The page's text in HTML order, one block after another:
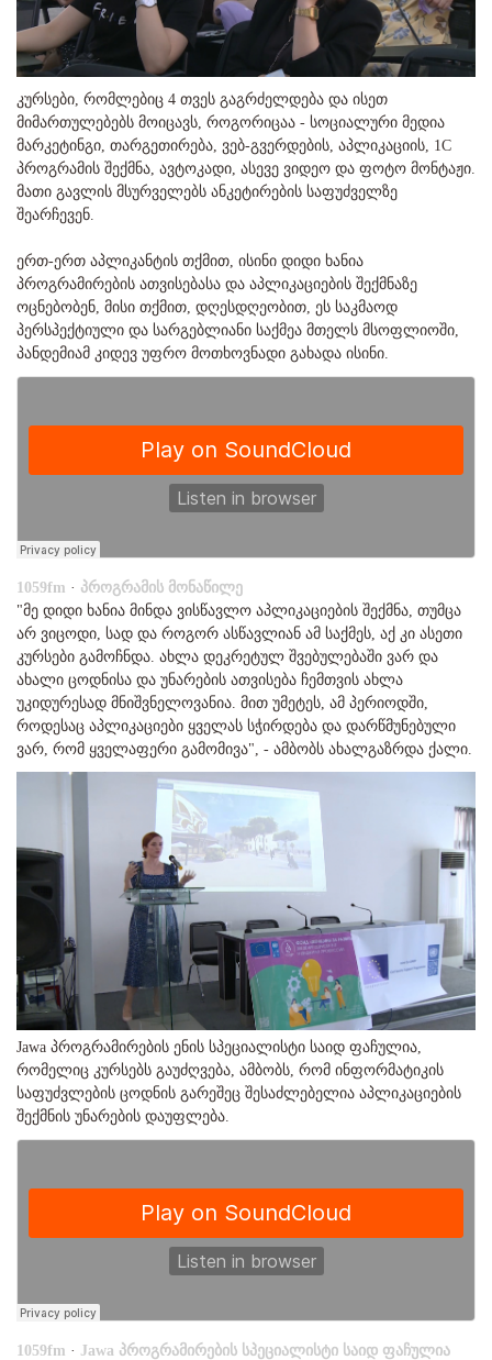
კურსები, რომლებიც 4 თვეს გაგრძელდება და ისეთ
მიმართულებებს მოიცავს, როგორიცაა - სოციალური მედია
მარკეტინგი, თარგეთირება, ვებ-გვერდების, აპლიკაციის, 1С
პროგრამის შექმნა, ავტოკადი, ასევე ვიდეო და ფოტო მონტაჟი.
მათი გავლის მსურველებს ანკეტირების საფუძველზე
შეარჩევენ.
ერთ-ერთ აპლიკანტის თქმით, ისინი დიდი ხანია
პროგრამირების ათვისებასა და აპლიკაციების შექმნაზე
ოცნებობენ, მისი თქმით, დღესდღეობით, ეს საკმაოდ
პერსპექტიული და სარგებლიანი საქმეა მთელს მსოფლიოში,
პანდემიამ კიდევ უფრო მოთხოვნადი გახადა ისინი.
1059fm · პროგრამის მონაწილე
"მე დიდი ხანია მინდა ვისწავლო აპლიკაციების შექმნა, თუმცა
არ ვიცოდი, სად და როგორ ასწავლიან ამ საქმეს, აქ კი ასეთი
კურსები გამოჩნდა. ახლა დეკრეტულ შვებულებაში ვარ და
ახალი ცოდნისა და უნარების ათვისება ჩემთვის ახლა
უკიდურესად მნიშვნელოვანია. მით უმეტეს, ამ პერიოდში,
როდესაც აპლიკაციები ყველას სჭირდება და დარწმუნებული
ვარ, რომ ყველაფერი გამომივა", - ამბობს ახალგაზრდა ქალი.
Jawа პროგრამირების ენის სპეციალისტი საიდ ფაჩულია,
რომელიც კურსებს გაუძღვება, ამბობს, რომ ინფორმატიკის
საფუძვლების ცოდნის გარეშეც შესაძლებელია აპლიკაციების
შექმნის უნარების დაუფლება.
1059fm · Jawа პროგრამირების სპეციალისტი საიდ ფაჩულია